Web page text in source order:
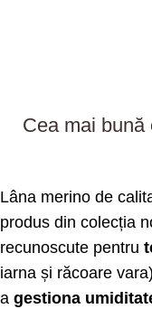
Cea mai bună
Lâna merino de
produs din colecția
recunoscute pentru
iarna și răcoare
a gestiona